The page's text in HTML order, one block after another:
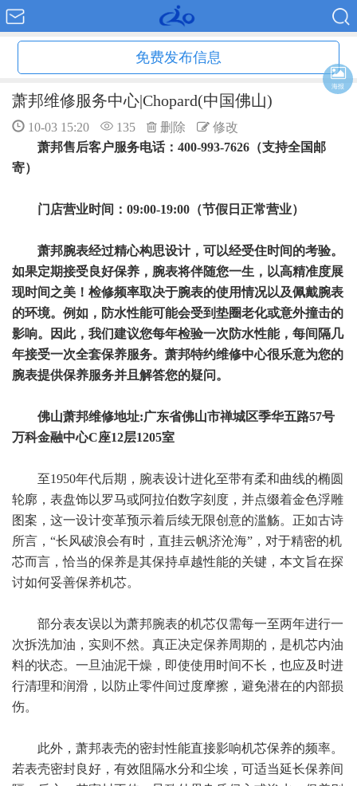
免费发布信息
萧邦维修服务中心|Chopard(中国佛山)
10-03 15:20 135 删除
修改
萧邦售后客户服务电话：400-993-7626（支持全国邮
寄）
门店营业时间：09:00-19:00（节假日正常营业）
萧邦腕表经过精心构思设计，可以经受住时间的考验。
如果定期接受良好保养，腕表将伴随您一生，以高精准度展
现时间之美！检修频率取决于腕表的使用情况以及佩戴腕表
的环境。例如，防水性能可能会受到垫圈老化或意外撞击的
影响。因此，我们建议您每年检验一次防水性能，每间隔几
年接受一次全套保养服务。萧邦特约维修中心很乐意为您的
腕表提供保养服务并且解答您的疑问。
佛山萧邦维修地址:广东省佛山市禅城区季华五路57号
万科金融中心C座12层1205室
至1950年代后期，腕表设计进化至带有柔和曲线的椭圆
轮廓，表盘饰以罗马或阿拉伯数字刻度，并点缀着金色浮雕
图案，这一设计变革预示着后续无限创意的滥觞。正如古诗
所言，“长风破浪会有时，直挂云帆济沧海”，对于精密的机
芯而言，恰当的保养是其保持卓越性能的关键，本文旨在探
讨如何妥善保养机芯。
部分表友误以为萧邦腕表的机芯仅需每一至两年进行一
次拆洗加油，实则不然。真正决定保养周期的，是机芯内油
料的状态。一旦油泥干燥，即使使用时间不长，也应及时进
行清理和润滑，以防止零件间过度摩擦，避免潜在的内部损
伤。
此外，萧邦表壳的密封性能直接影响机芯保养的频率。
若表壳密封良好，有效阻隔水分和尘埃，可适当延长保养间
海报